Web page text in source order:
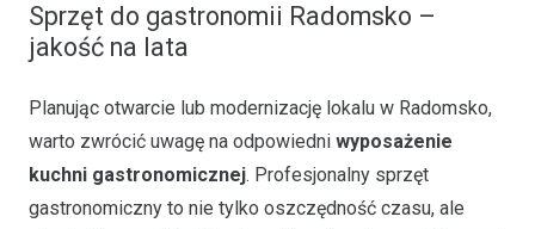
Sprzęt do gastronomii Radomsko –
jakość na lata
Planując otwarcie lub modernizację lokalu w Radomsko,
warto zwrócić uwagę na odpowiedni wyposażenie
kuchni gastronomicznej. Profesjonalny sprzęt
gastronomiczny to nie tylko oszczędność czasu, ale